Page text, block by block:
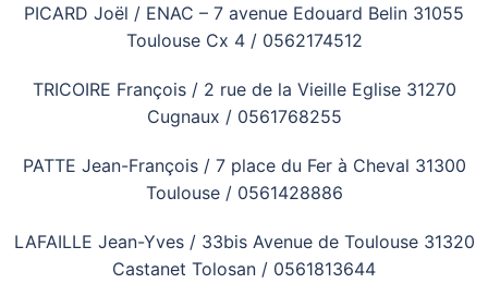
PICARD Joël / ENAC – 7 avenue Edouard Belin 31055
Toulouse Cx 4 / 0562174512
TRICOIRE François / 2 rue de la Vieille Eglise 31270
Cugnaux / 0561768255
PATTE Jean-François / 7 place du Fer à Cheval 31300
Toulouse / 0561428886
LAFAILLE Jean-Yves / 33bis Avenue de Toulouse 31320
Castanet Tolosan / 0561813644